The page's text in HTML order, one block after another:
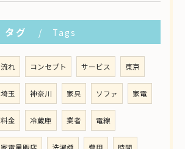
タグ Tags
流れ コンセプト サービス 東京
埼玉 神奈川 家具 ソファ 家電
料金 冷蔵庫 業者 電線
家電量販店 洗濯機 費用 時間